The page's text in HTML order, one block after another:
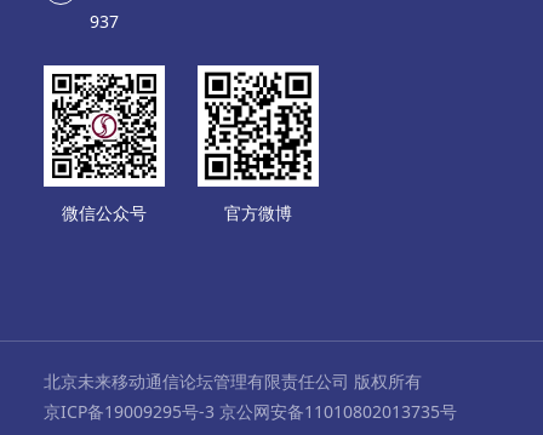
937
微信公众号 官方微博
北京未来移动通信论坛管理有限责任公司 版权所有
京ICP备19009295号-3 京公网安备11010802013735号